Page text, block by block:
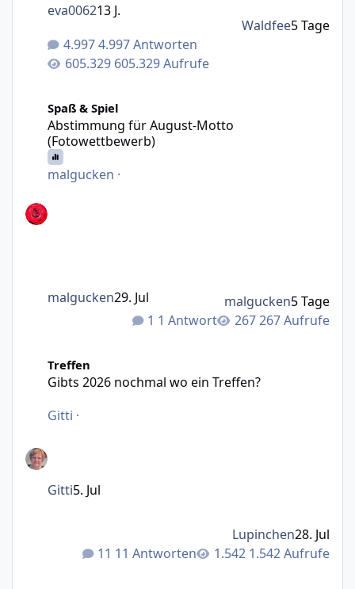
4.997 Antworten
605.329 Aufrufe
eva006213 J.
Waldfee5 Tage
Spaß & Spiel
Abstimmung für August-Motto
(Fotowettbewerb)
malgucken ·
1 Antwort 267 Aufrufe
malgucken29. Jul malgucken5 Tage
Treffen
Gibts 2026 nochmal wo ein Treffen?
Gitti ·
11 Antworten 1.542 Aufrufe
Gitti5. Jul
Lupinchen28. Jul